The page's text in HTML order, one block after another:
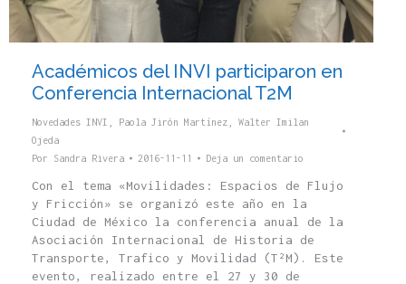
Académicos del INVI participaron en
Conferencia Internacional T2M
Novedades INVI Paola Jirón Martínez
Walter Imilan
Ojeda
Por Sandra Rivera 2016-11-11 Deja un comentario
Con el tema «Movilidades: Espacios de Flujo
y Fricción» se organizó este año en la
Ciudad de México la conferencia anual de la
Asociación Internacional de Historia de
Transporte, Trafico y Movilidad (T²M). Este
evento, realizado entre el 27 y 30 de